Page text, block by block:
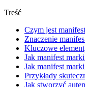
Treść
Czym jest
Znaczenie
Kluczowe
Jak manifest
Jak manifest
Przykłady
Jak stworzyć